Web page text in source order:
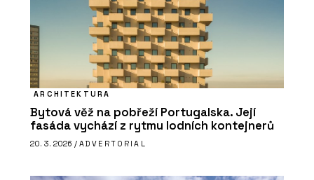
ARCHITEKTURA
Bytová věž na pobřeží Portugalska. Její
fasáda vychází z rytmu lodních kontejnerů
20. 3. 2026 / ADVERTORIAL